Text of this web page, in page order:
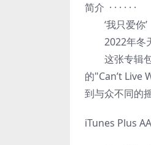
简介 · · · · · ·
‘我只爱你’
2022年冬天,
这张专辑包
的"Can’t Live
到与众不同的
iTunes Plus